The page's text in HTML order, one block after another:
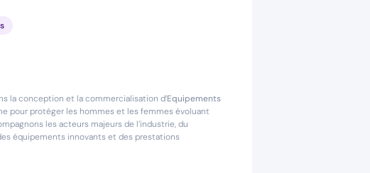
la conception et la commercialisation d’Equipements
pour protéger les hommes et les femmes évoluant
les acteurs majeurs de l’industrie, du
équipements innovants et des prestations